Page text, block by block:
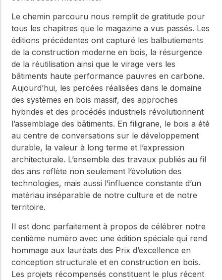
Le chemin parcouru nous remplit de gratitude pour
tous les chapitres que le magazine a vus passés. Les
éditions précédentes ont capturé les balbutiements
de la construction moderne en bois, la résurgence
de la réutilisation ainsi que le virage vers les
bâtiments haute performance pauvres en carbone.
Aujourd’hui, les percées réalisées dans le domaine
des systèmes en bois massif, des approches
hybrides et des procédés industriels révolutionnent
l’assemblage des bâtiments. En filigrane, le bois a été
au centre de conversations sur le développement
durable, la valeur à long terme et l’expression
architecturale. L’ensemble des travaux publiés au fil
des ans reflète non seulement l’évolution des
technologies, mais aussi l’influence constante d’un
matériau inséparable de notre culture et de notre
territoire.
Il est donc parfaitement à propos de célébrer notre
centième numéro avec une édition spéciale qui rend
hommage aux lauréats des Prix d’excellence en
conception structurale et en construction en bois.
Les projets récompensés constituent le plus récent